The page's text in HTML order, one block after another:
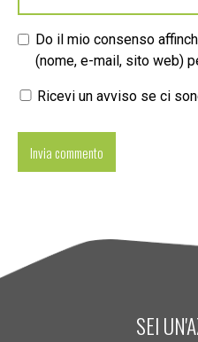
Do il mio consenso
(nome, e-mail, sito web)
Ricevi un avviso se ci
SEI